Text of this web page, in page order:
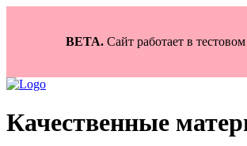
BETA.Сайт работает в
Качественные